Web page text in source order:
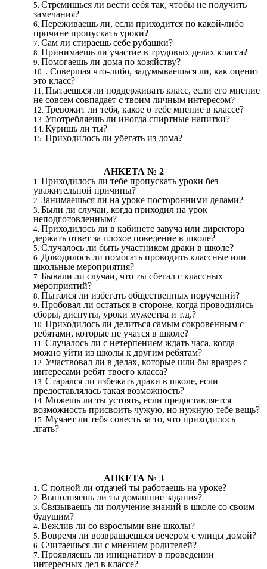
Стремишься ли вести себя так, чтобы не получить
замечания?
Переживаешь ли, если приходится по какой-либо
причине пропускать уроки?
Сам ли стираешь себе рубашки?
Принимаешь ли участие в трудовых делах класса?
Помогаешь ли дома по хозяйству?
. Совершая что-либо, задумываешься ли, как оценит
это класс?
Пытаешься ли поддерживать класс, если его мнение
не совсем совпадает с твоим личным интересом?
Тревожит ли тебя, какое о тебе мнение в классе?
Употребляешь ли иногда спиртные напитки?
Куришь ли ты?
Приходилось ли убегать из дома?
АНКЕТА № 2
Приходилось ли тебе пропускать уроки без
уважительной причины?
Занимаешься ли на уроке посторонними делами?
Были ли случаи, когда приходил на урок
неподготовленным?
Приходилось ли в кабинете завуча или директора
держать ответ за плохое поведение в школе?
Случалось ли быть участником драки в школе?
Доводилось ли помогать проводить классные или
школьные мероприятия?
Бывали ли случаи, что ты сбегал с классных
мероприятий?
Пытался ли избегать общественных поручений?
Пробовал ли остаться в стороне, когда проводились
сборы, диспуты, уроки мужества и т.д.?
Приходилось ли делиться самым сокровенным с
ребятами, которые не учатся в школе?
Случалось ли с нетерпением ждать часа, когда
можно уйти из школы к другим ребятам?
Участвовал ли в делах, которые шли бы вразрез с
интересами ребят твоего класса?
Старался ли избежать драки в школе, если
предоставлялась такая возможность?
Можешь ли ты устоять, если предоставляется
возможность присвоить чужую, но нужную тебе вещь?
Мучает ли тебя совесть за то, что приходилось
лгать?
АНКЕТА № 3
С полной ли отдачей ты работаешь на уроке?
Выполняешь ли ты домашние задания?
Связываешь ли получение знаний в школе со своим
будущим?
Вежлив ли со взрослыми вне школы?
Вовремя ли возвращаешься вечером с улицы домой?
Считаешься ли с мнением родителей?
Проявляешь ли инициативу в проведении
интересных дел в классе?